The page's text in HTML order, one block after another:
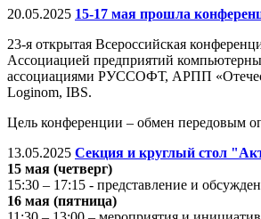
20.05.2025 15-17 мая прошла
23-я открытая Всероссийская
Ассоциацией предприятий
ассоциациями РУССОФТ, АРПП
Loginom, IBS.
Цель конференции – обмен передовым
13.05.2025 Секция и круглый стол
15 мая (четверг)
15:30 – 17:15 - представление и
16 мая (пятница)